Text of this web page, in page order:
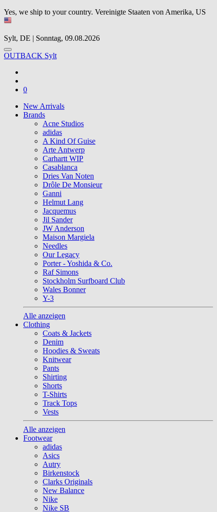
Yes, we ship to your country. Vereinigte Staaten von Amerika, US
Sylt, DE | Sonntag, 09.08.2026
OUTBACK Sylt
0
New Arrivals
Brands
Acne Studios
adidas
A Kind Of Guise
Arte Antwerp
Carhartt WIP
Casablanca
Dries Van Noten
Drôle De Monsieur
Ganni
Helmut Lang
Jacquemus
Jil Sander
JW Anderson
Maison Margiela
Needles
Our Legacy
Porter - Yoshida & Co.
Raf Simons
Stockholm Surfboard Club
Wales Bonner
Y-3
Alle anzeigen
Clothing
Coats & Jackets
Denim
Hoodies & Sweats
Knitwear
Pants
Shirting
Shorts
T-Shirts
Track Tops
Vests
Alle anzeigen
Footwear
adidas
Asics
Autry
Birkenstock
Clarks Originals
New Balance
Nike
Nike SB